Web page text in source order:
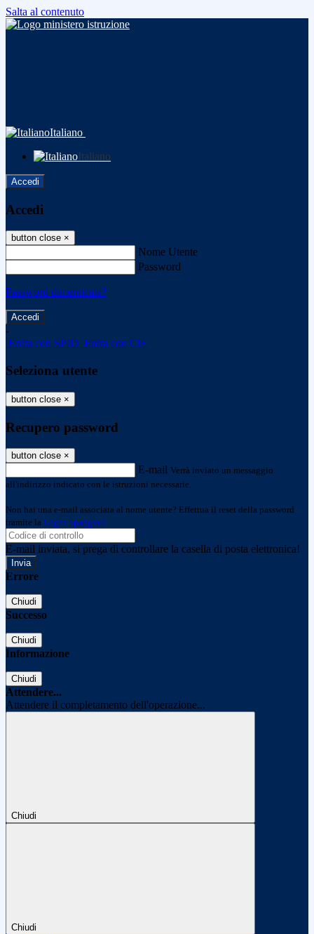
Salta al contenuto
Italiano
Italiano
Accedi
Accedi
button close ×
Nome Utente
Password
Password dimenticata?
-
Entra con SPID Entra con CIE
Seleziona utente
button close ×
Recupero password
button close ×
E-mail Verrà inviato un messaggio
all'indirizzo indicato con le istruzioni necessarie.
Non hai una e-mail associata al nome utente? Effettua il reset della password
tramite la Login Spaggiari
E-mail inviata, si prega di controllare la casella di posta elettronica!
Errore
Chiudi
Successo
Chiudi
Informazione
Chiudi
Attendere...
Attendere il completamento dell'operazione...
Chiudi
Chiudi